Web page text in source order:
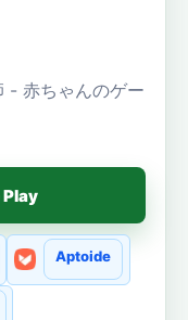
- 赤ちゃんのゲー
Play
Aptoide